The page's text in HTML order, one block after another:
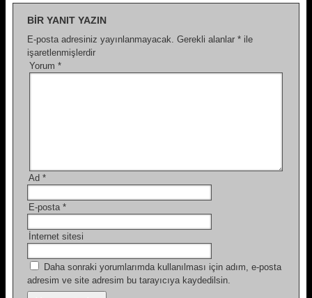
BIR YANIT YAZIN
E-posta adresiniz yayınlanmayacak. Gerekli alanlar * ile
işaretlenmişlerdir
Yorum *
Ad *
E-posta *
İnternet sitesi
Daha sonraki yorumlarımda kullanılması için adım, e-posta
adresim ve site adresim bu tarayıcıya kaydedilsin.